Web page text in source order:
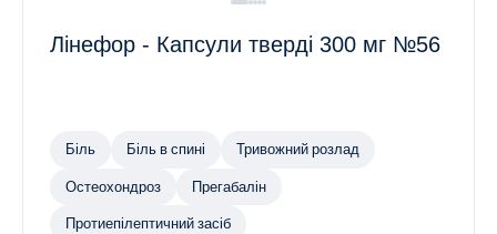
Лінефор - Капсули тверді 300 мг №56
Біль Біль в спині Тривожний розлад
Остеохондроз Прегабалін
Протиепілептичний засіб